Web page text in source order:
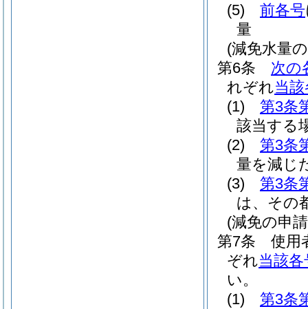
(5)
前各号
量
(減免水量
第6条
次の
れぞれ当
(1)
第3条
該当する
(2)
第3条
量を減じ
(3)
第3条
は、その
(減免の申
第7条
使用
ぞれ当該各
い。
(1)
第3条